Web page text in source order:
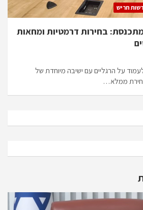
חריש
בחירות דרמטיות ומחאות
על הרגליים עם ישיבה מיוחדת של
ממלא…